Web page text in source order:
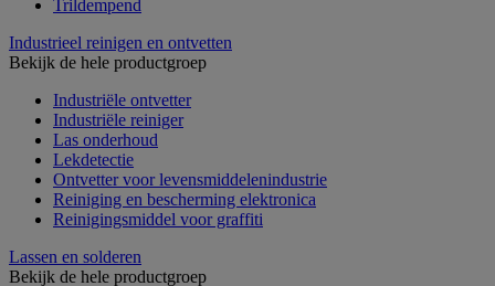
Trildempend
Industrieel reinigen en ontvetten
Bekijk de hele productgroep
Industriële ontvetter
Industriële reiniger
Las onderhoud
Lekdetectie
Ontvetter voor levensmiddelenindustrie
Reiniging en bescherming elektronica
Reinigingsmiddel voor graffiti
Lassen en solderen
Bekijk de hele productgroep